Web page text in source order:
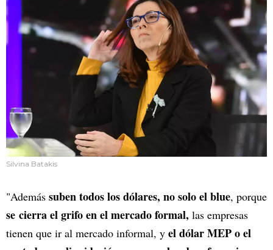
Silvina Batakis
"Además suben todos los dólares, no solo el blue, porque
se cierra el grifo en el mercado formal, las empresas
tienen que ir al mercado informal, y el dólar MEP o el